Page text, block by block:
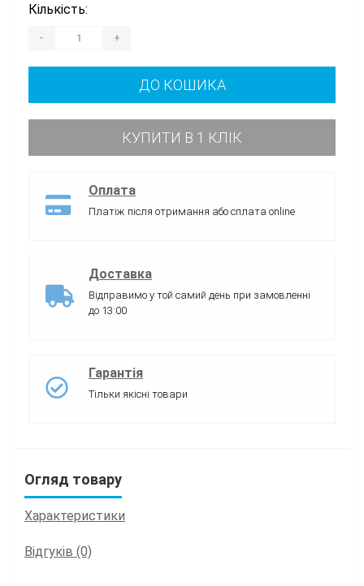
Кількість:
- +
ДО КОШИКА
КУПИТИ В 1 КЛІК
Оплата
Платіж після отримання або сплата online
Доставка
Відправимо у той самий день при замовленні
до 13:00
Гарантія
Тільки якісні товари
Огляд товару
Характеристики
Відгуків (0)